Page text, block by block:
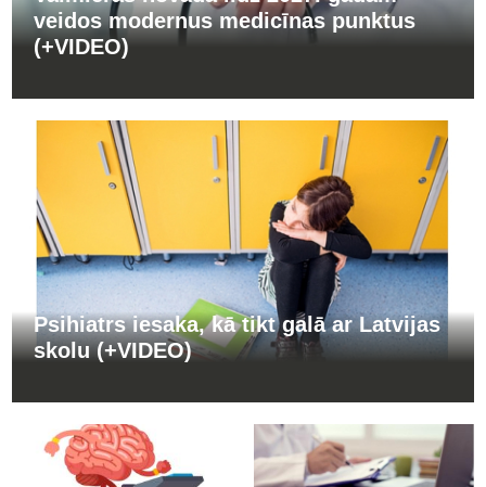
veidos modernus medicīnas punktus
(+VIDEO)
Psihiatrs iesaka, kā tikt galā ar Latvijas
skolu (+VIDEO)